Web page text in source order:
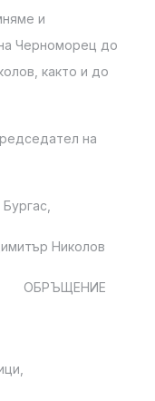
и
Черноморец до
както и до
на
Николов